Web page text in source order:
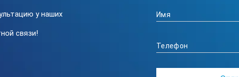
аккумулятор BN-VF815UWIE.
C вмещает все, что вам нужно для любого типа эндоскопического
при транспортировке. Переносить видеоскоп в футляре легко
у наших
связи!